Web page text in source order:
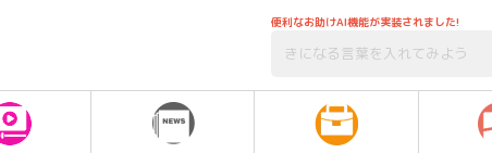
便利なお助けAI機能が実装されました!